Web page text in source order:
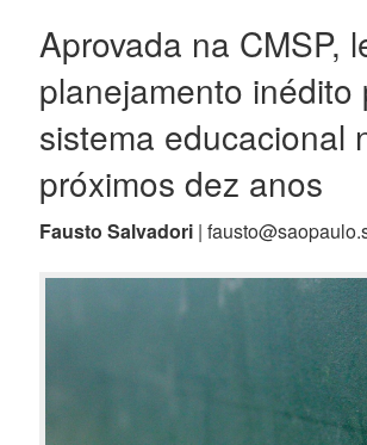
Aprovada na CMSP,
planejamento inédito
sistema educacional
próximos dez anos
Fausto Salvadori|